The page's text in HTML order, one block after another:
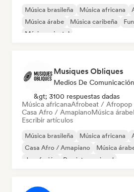
Música brasileña Música africana
Música árabe
Música caribeña
Música oriental
Musiques Obliques
Medios De
&gt; 3100 respuestas dadas
Música africanaAfrobeat / Afropop
Casa Afro / AmapianoMúsica árabe
Escribir artículos
Música brasileña Música africana
Casa Afro / Amapiano
Música
Jazz fusión
Rap internacional